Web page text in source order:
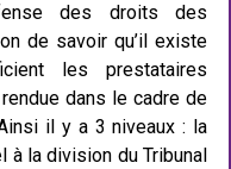
des droits des
de savoir qu’il existe
les prestataires
dans le cadre de
il y a 3 niveaux : la
à la division du Tribunal